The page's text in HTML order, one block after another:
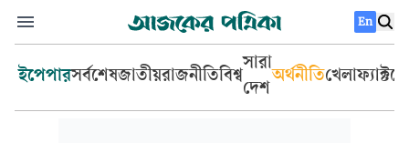
En
ইপেপারসর্বশেষজাতীয়রাজনীতিবিশ্ব
সারা
দেশ
অর্থনীতিখেলা